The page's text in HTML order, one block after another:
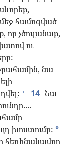
համոզված
որ չծուլանաք,
ու
նա
+ 14 Նա
խոստումը: *
հեղինակավոր